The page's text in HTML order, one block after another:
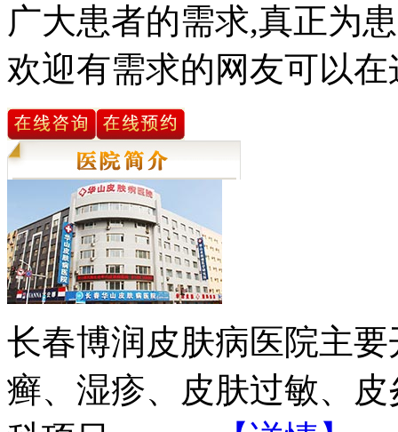
广大患者的需求,真正为
欢迎有需求的网友可以
长春博润皮肤病医院主
癣、湿疹、皮肤过敏、